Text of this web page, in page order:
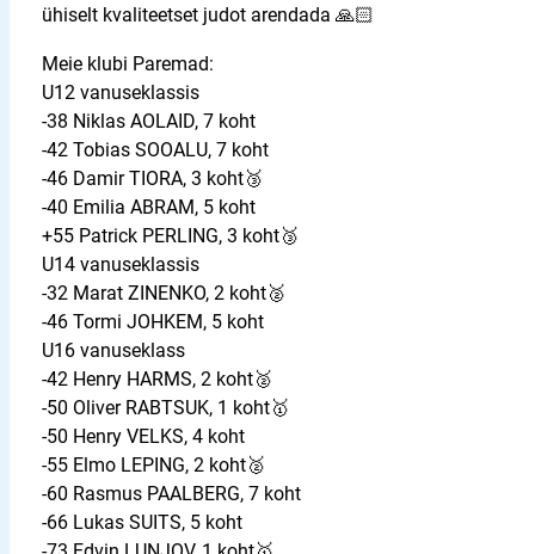
ühiselt kvaliteetset judot arendada 🙏🏻
Meie klubi Paremad:
U12 vanuseklassis
-38 Niklas AOLAID, 7 koht
-42 Tobias SOOALU, 7 koht
-46 Damir TIORA, 3 koht🥉
-40 Emilia ABRAM, 5 koht
+55 Patrick PERLING, 3 koht🥉
U14 vanuseklassis
-32 Marat ZINENKO, 2 koht🥈
-46 Tormi JOHKEM, 5 koht
U16 vanuseklass
-42 Henry HARMS, 2 koht🥈
-50 Oliver RABTSUK, 1 koht🥇
-50 Henry VELKS, 4 koht
-55 Elmo LEPING, 2 koht🥈
-60 Rasmus PAALBERG, 7 koht
-66 Lukas SUITS, 5 koht